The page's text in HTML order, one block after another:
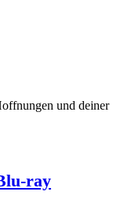
und deiner
ray